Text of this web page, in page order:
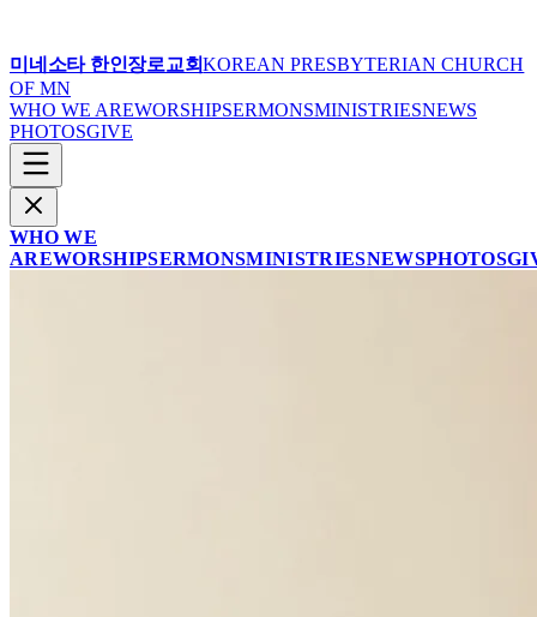
미네소타 한인장로교회KOREAN PRESBYTERIAN CHURCH
OF MN
WHO WE AREWORSHIPSERMONSMINISTRIESNEWS
PHOTOSGIVE
WHO WE
AREWORSHIPSERMONSMINISTRIESNEWSPHOTOS